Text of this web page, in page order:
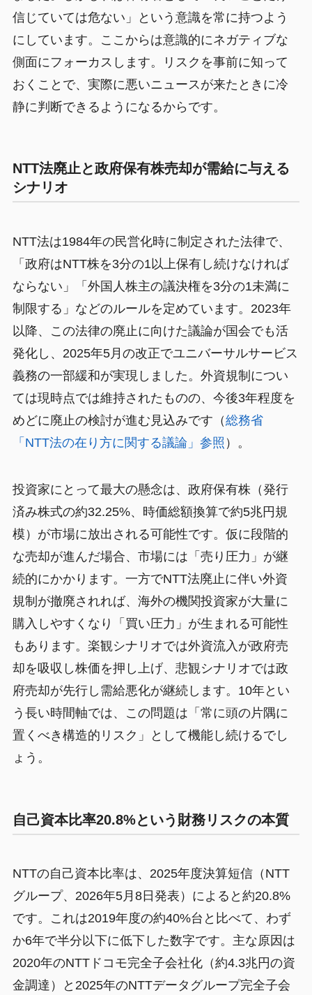
信じていては危ない」という意識を常に持つよう
にしています。ここからは意識的にネガティブな
側面にフォーカスします。リスクを事前に知って
おくことで、実際に悪いニュースが来たときに冷
静に判断できるようになるからです。
NTT法廃止と政府保有株売却が需給に与える
シナリオ
NTT法は1984年の民営化時に制定された法律で、
「政府はNTT株を3分の1以上保有し続けなければ
ならない」「外国人株主の議決権を3分の1未満に
制限する」などのルールを定めています。2023年
以降、この法律の廃止に向けた議論が国会でも活
発化し、2025年5月の改正でユニバーサルサービス
義務の一部緩和が実現しました。外資規制につい
ては現時点では維持されたものの、今後3年程度を
めどに廃止の検討が進む見込みです（総務省
「NTT法の在り方に関する議論」参照 ）。
投資家にとって最大の懸念は、政府保有株（発行
済み株式の約32.25%、時価総額換算で約5兆円規
模）が市場に放出される可能性です。仮に段階的
な売却が進んだ場合、市場には「売り圧力」が継
続的にかかります。一方でNTT法廃止に伴い外資
規制が撤廃されれば、海外の機関投資家が大量に
購入しやすくなり「買い圧力」が生まれる可能性
もあります。楽観シナリオでは外資流入が政府売
却を吸収し株価を押し上げ、悲観シナリオでは政
府売却が先行し需給悪化が継続します。10年とい
う長い時間軸では、この問題は「常に頭の片隅に
置くべき構造的リスク」として機能し続けるでし
ょう。
自己資本比率20.8%という財務リスクの本質
NTTの自己資本比率は、2025年度決算短信（NTT
グループ、2026年5月8日発表）によると約20.8%
です。これは2019年度の約40%台と比べて、わず
か6年で半分以下に低下した数字です。主な原因は
2020年のNTTドコモ完全子会社化（約4.3兆円の資
金調達）と2025年のNTTデータグループ完全子会